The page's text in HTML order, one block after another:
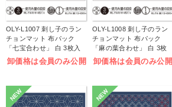
OLY-L1007 刺し子のラン
チョンマット 布パック
「七宝合わせ」 白 3枚入
(袋)
卸価格は会員のみ公開
OLY-L1008 刺し子のラン
チョンマット 布パック
「麻の葉合わせ」 白 3枚
入 (袋)
卸価格は会員のみ公開
NEW NEW